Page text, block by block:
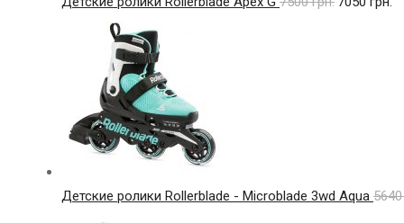
Детские ролики Rollerblade - Microblade 3wd Aqua